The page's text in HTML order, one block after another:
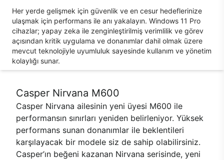
Her yerde gelişmek için güvenlik ve en cesur hedeflerinize
ulaşmak için performans ile anı yakalayın. Windows 11 Pro
cihazlar; yapay zeka ile zenginleştirilmiş verimlilik ve görev
açısından kritik uygulama ve donanımlar dahil olmak üzere
mevcut teknolojiyle uyumluluk sayesinde kullanım ve yönetim
kolaylığı sunar.
Casper Nirvana M600
Casper Nirvana ailesinin yeni üyesi M600 ile
performansın sınırları yeniden belirleniyor. Yüksek
performans sunan donanımlar ile beklentileri
karşılayacak bir modele siz de sahip olabilirsiniz.
Casper’ın beğeni kazanan Nirvana serisinde, yeni